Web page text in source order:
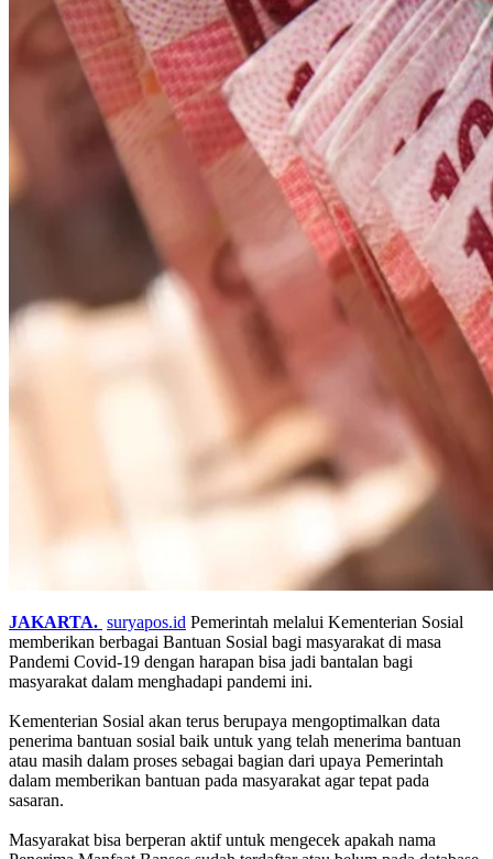
JAKARTA. suryapos.id Pemerintah melalui Kementerian Sosial
memberikan berbagai Bantuan Sosial bagi masyarakat di masa
Pandemi Covid-19 dengan harapan bisa jadi bantalan bagi
masyarakat dalam menghadapi pandemi ini.
Kementerian Sosial akan terus berupaya mengoptimalkan data
penerima bantuan sosial baik untuk yang telah menerima bantuan
atau masih dalam proses sebagai bagian dari upaya Pemerintah
dalam memberikan bantuan pada masyarakat agar tepat pada
sasaran.
Masyarakat bisa berperan aktif untuk mengecek apakah nama